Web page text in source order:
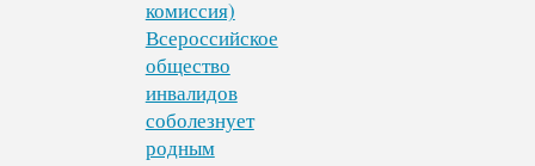
комиссия)
Всероссийское
общество
инвалидов
соболезнует
родным